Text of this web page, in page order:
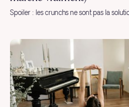
Spoiler : les crunchs ne sont pas la